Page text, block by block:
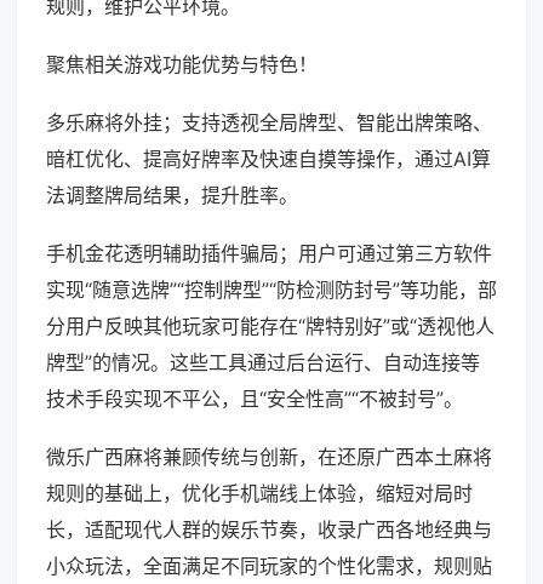
规则，维护公平环境。
聚焦相关游戏功能优势与特色！
多乐麻将外挂；支持透视全局牌型、智能出牌策略、
暗杠优化、提高好牌率及快速自摸等操作，通过AI算
法调整牌局结果，提升胜率。
手机金花透明辅助插件骗局；用户可通过第三方软件
实现“随意选牌”“控制牌型”“防检测防封号”等功能，部
分用户反映其他玩家可能存在“牌特别好”或“透视他人
牌型”的情况。这些工具通过后台运行、自动连接等
技术手段实现不平公，且“安全性高”“不被封号”。
微乐广西麻将兼顾传统与创新，在还原广西本土麻将
规则的基础上，优化手机端线上体验，缩短对局时
长，适配现代人群的娱乐节奏，收录广西各地经典与
小众玩法，全面满足不同玩家的个性化需求，规则贴